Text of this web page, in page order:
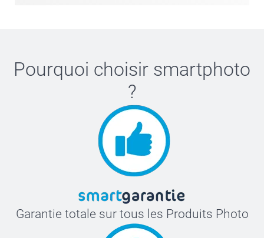
Pourquoi choisir smartphoto
?
Garantie totale sur tous les Produits Photo